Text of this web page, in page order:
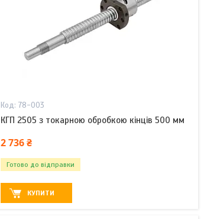
78-003
КГП 2505 з токарною обробкою кінців 500 мм
2 736 ₴
Готово до відправки
КУПИТИ